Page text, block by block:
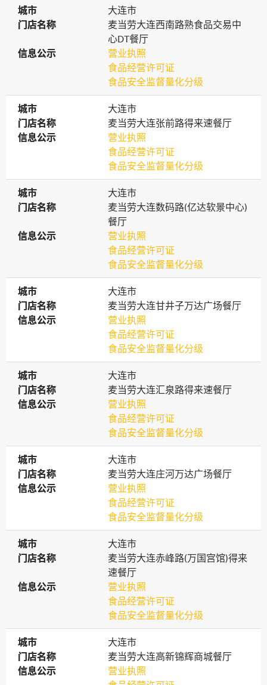
城市
城市
大连市
门店名称
门店名称
麦当劳大连西南路熟食品交易中
心DT餐厅
信息公示
信息公示
营业执照
食品经营许可证
食品安全监督量化分级
城市
城市
大连市
门店名称
门店名称
麦当劳大连张前路得来速餐厅
信息公示
信息公示
营业执照
食品经营许可证
食品安全监督量化分级
城市
城市
大连市
门店名称
门店名称
麦当劳大连数码路(亿达软景中心)
餐厅
信息公示
信息公示
营业执照
食品经营许可证
食品安全监督量化分级
城市
城市
大连市
门店名称
门店名称
麦当劳大连甘井子万达广场餐厅
信息公示
信息公示
营业执照
食品经营许可证
食品安全监督量化分级
城市
城市
大连市
门店名称
门店名称
麦当劳大连汇泉路得来速餐厅
信息公示
信息公示
营业执照
食品经营许可证
食品安全监督量化分级
城市
城市
大连市
门店名称
门店名称
麦当劳大连庄河万达广场餐厅
信息公示
信息公示
营业执照
食品经营许可证
食品安全监督量化分级
城市
城市
大连市
门店名称
门店名称
麦当劳大连赤峰路(万国宫馆)得来
速餐厅
信息公示
信息公示
营业执照
食品经营许可证
食品安全监督量化分级
城市
城市
大连市
门店名称
门店名称
麦当劳大连高新锦辉商城餐厅
信息公示
信息公示
营业执照